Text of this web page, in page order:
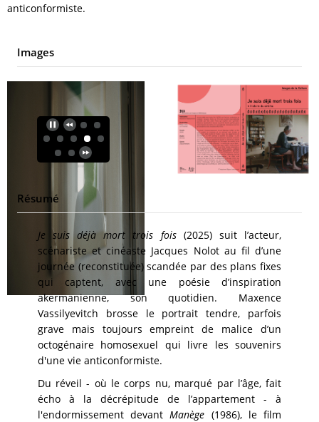
anticonformiste.
Images
Résumé
Je suis déjà mort trois fois (2025) suit l’acteur,
scénariste et cinéaste Jacques Nolot au fil d’une
journée (reconstituée) scandée par des plans fixes
qui captent, avec une poésie d’inspiration
akermanienne, son quotidien. Maxence
Vassilyevitch brosse le portrait tendre, parfois
grave mais toujours empreint de malice d’un
octogénaire homosexuel qui livre les souvenirs
d'une vie anticonformiste.
Du réveil - où le corps nu, marqué par l’âge, fait
écho à la décrépitude de l’appartement - à
l'endormissement devantManège (1986), le film